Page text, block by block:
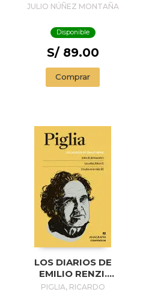
JULIO NÚÑEZ MONTAÑA
Disponible
S/ 89.00
Comprar
LOS DIARIOS DE
EMILIO RENZI.
AÑOS DE
PIGLIA, RICARDO